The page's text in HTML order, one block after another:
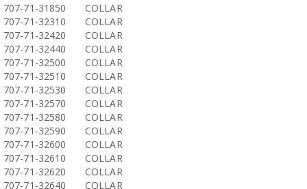
707-71-31850
COLLAR
707-71-32310
COLLAR
707-71-32420
COLLAR
707-71-32440
COLLAR
707-71-32500
COLLAR
707-71-32510
COLLAR
707-71-32530
COLLAR
707-71-32570
COLLAR
707-71-32580
COLLAR
707-71-32590
COLLAR
707-71-32600
COLLAR
707-71-32610
COLLAR
707-71-32620
COLLAR
707-71-32640
COLLAR